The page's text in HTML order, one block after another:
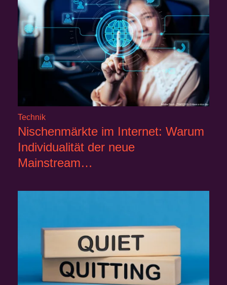
Technik
Nischenmärkte im Internet: Warum
Individualität der neue
Mainstream…